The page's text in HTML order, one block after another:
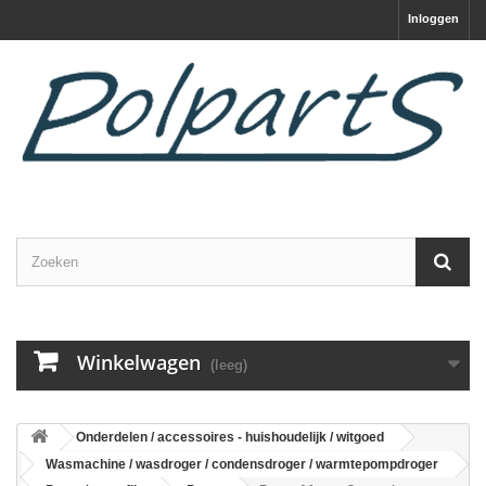
Inloggen
Winkelwagen (leeg)
Onderdelen / accessoires - huishoudelijk / witgoed
Wasmachine / wasdroger / condensdroger / warmtepompdroger